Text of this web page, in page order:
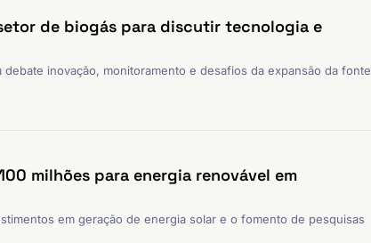
de biogás para discutir tecnologia e
debate inovação, monitoramento e desafios da expansão da fonte
milhões para energia renovável em
em geração de energia solar e o fomento de pesquisas